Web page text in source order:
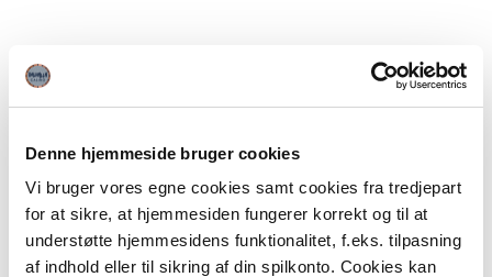
Denne hjemmeside bruger cookies
Vi bruger vores egne cookies samt cookies fra tredjepart
for at sikre, at hjemmesiden fungerer korrekt og til at
understøtte hjemmesidens funktionalitet, f.eks. tilpasning
af indhold eller til sikring af din spilkonto. Cookies kan